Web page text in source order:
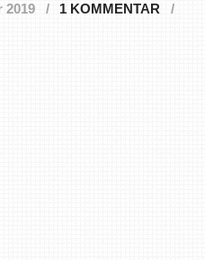
2019
1 KOMMENTAR